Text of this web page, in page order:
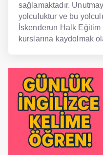
sağlamaktadır.
yolculuktur ve bu
İskenderun Halk
kurslarına kaydolmak